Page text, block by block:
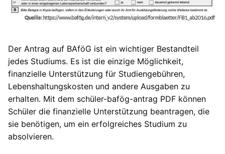
Der Antrag auf BAföG ist ein wichtiger Bestandteil
jedes Studiums. Es ist die einzige Möglichkeit,
finanzielle Unterstützung für Studiengebühren,
Lebenshaltungskosten und andere Ausgaben zu
erhalten. Mit dem schüler-bafög-antrag PDF können
Schüler die finanzielle Unterstützung beantragen, die
sie benötigen, um ein erfolgreiches Studium zu
absolvieren.